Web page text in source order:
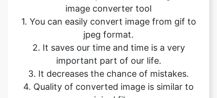
2. It saves our time and time is a very
important part of our life.
3. It decreases the chance of mistakes.
4. Quality of converted image is similar to
original file.
5. It is free, online tool. No signup no
installation needed.